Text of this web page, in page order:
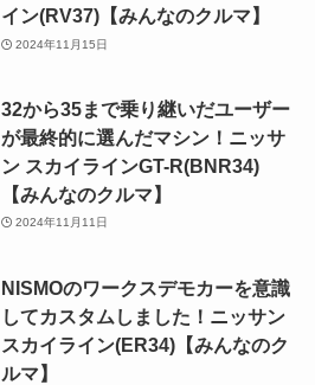
イン(RV37)【みんなのクルマ】
2024年11月15日
32から35まで乗り継いだユーザー
が最終的に選んだマシン！ニッサ
ン スカイラインGT-R(BNR34)
【みんなのクルマ】
2024年11月11日
NISMOのワークスデモカーを意識
してカスタムしました！ニッサン
スカイライン(ER34)【みんなのク
ルマ】